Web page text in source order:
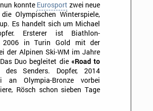
konnte Eurosport zwei neue
Olympischen Winterspiele,
Es handelt sich um Michael
Ersterer ist Biathlon-
2006 in Turin Gold mit der
der Alpinen Ski-WM im Jahre
Duo begleitet die «Road to
Senders. Dopfer, 2014
an Olympia-Bronze vorbei
Rösch schon sieben Tage